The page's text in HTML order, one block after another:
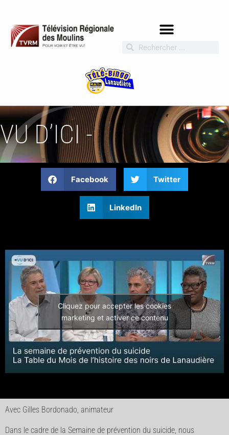
VU D’ICI -
Facebook Twitter
LinkedIn
Cliquez pour accepter les cookies
marketing et activer ce contenu
Avec Gilles Bordonado, animateur
Dans le cadre de la Semaine de prévention du suicide, nous